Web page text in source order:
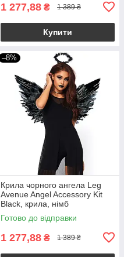
1 277,88 ₴ 1 389 ₴
Купити
–8%
Крила чорного ангела Leg
Avenue Angel Accessory Kit
Black, крила, німб
Готово до відправки
1 277,88 ₴ 1 389 ₴